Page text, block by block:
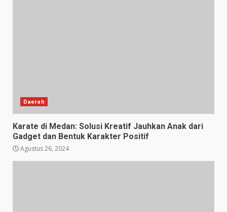
Daerah
Karate di Medan: Solusi Kreatif Jauhkan Anak dari
Gadget dan Bentuk Karakter Positif
Agustus 26, 2024